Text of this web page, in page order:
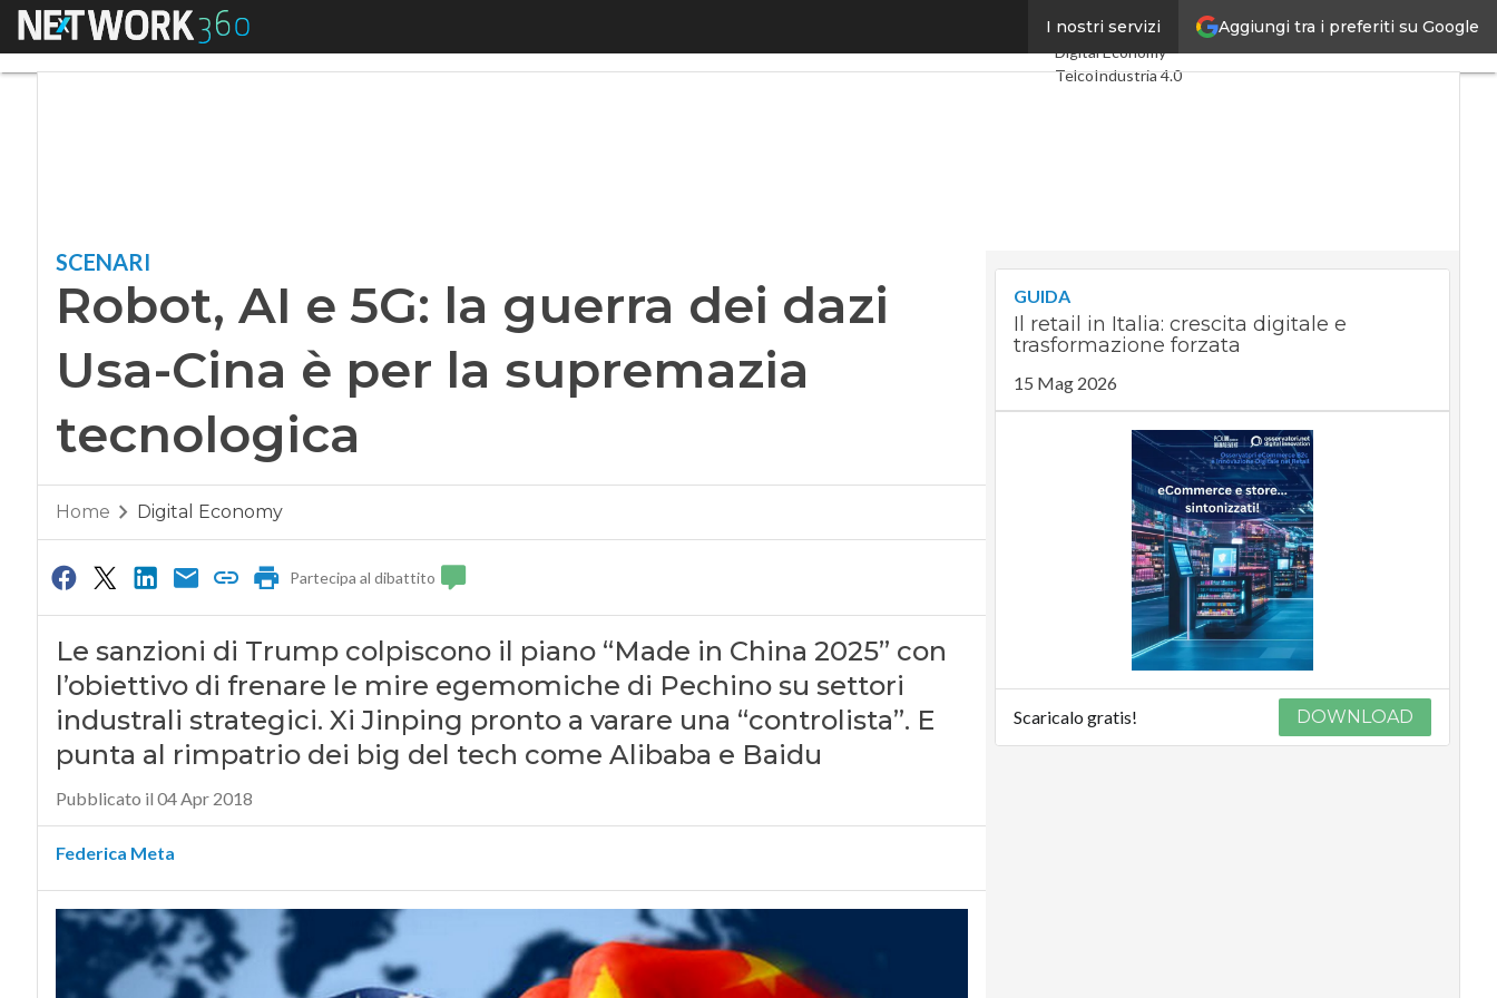
Aggiungi tra i preferiti su Google
I nostri servizi
Menu Robot, AI e 5G: la guerra dei dazi Usa-Cina è per la supremazia tecnologica Ultimi articoli
Digital Economy
TelcoIndustria 4.0
SCENARI
Robot, AI e 5G: la guerra dei dazi
Usa-Cina è per la supremazia
tecnologica
Home Digital Economy
Partecipa al dibattito
Le sanzioni di Trump colpiscono il piano “Made in China 2025” con
l’obiettivo di frenare le mire egemomiche di Pechino su settori
industrali strategici. Xi Jinping pronto a varare una “controlista”. E
punta al rimpatrio dei big del tech come Alibaba e Baidu
Pubblicato il 04 Apr 2018
Federica Meta
GUIDA
Il retail in Italia: crescita digitale e
trasformazione forzata
15 Mag 2026
Scaricalo gratis! DOWNLOAD